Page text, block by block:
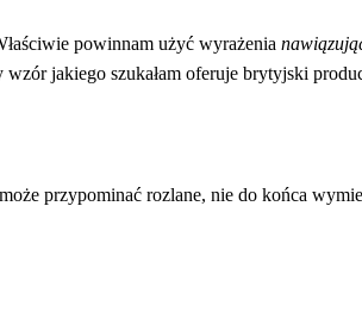
powinnam użyć wyrażenia
wzór jakiego szukałam oferuje brytyjski
przypominać rozlane, nie do końca